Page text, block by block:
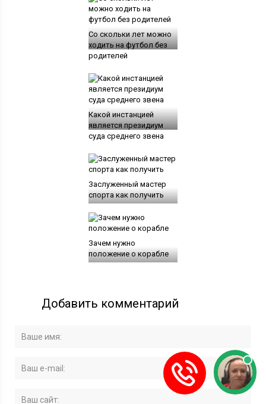
Со скольки лет можно
ходить на футбол без
родителей
Какой инстанцией
является президиум
суда среднего звена
Заслуженный мастер
спорта как получить
Зачем нужно
положение о корабле
Добавить комментарий